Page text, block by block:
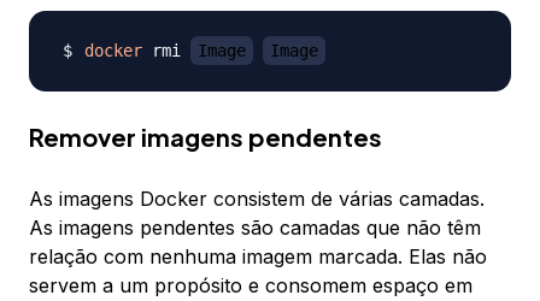
docker rmi Image Image
Remover imagens pendentes
As imagens Docker consistem de várias camadas.
As imagens pendentes são camadas que não têm
relação com nenhuma imagem marcada. Elas não
servem a um propósito e consomem espaço em